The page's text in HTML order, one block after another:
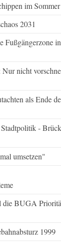
im Sommer
2031
Fußgängerzone in
nicht
als Ende
-
umsetzen"
die BUGA
1999